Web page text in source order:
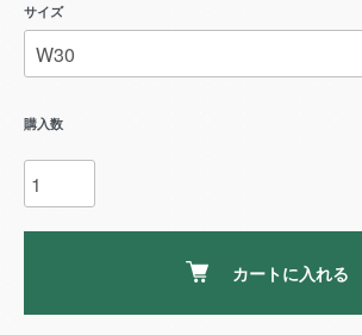
サイズ
購入数
カートに入れる